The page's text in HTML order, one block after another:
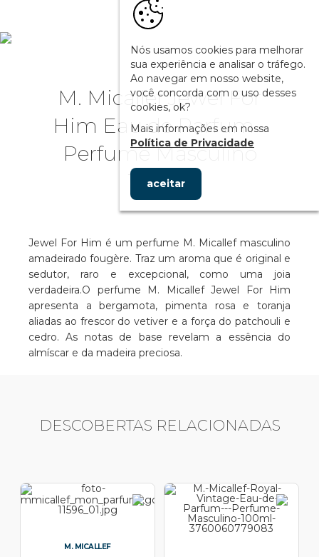
M. Micallef Jewel For
Him Eau de Parfum -
Perfume Masculino
100ml
Jewel For Him é um perfume M. Micallef masculino
amadeirado fougère. Traz um aroma que é original e
sedutor, raro e excepcional, como uma joia
verdadeira.O perfume M. Micallef Jewel For Him
apresenta a bergamota, pimenta rosa e toranja
aliadas ao frescor do vetiver e a força do patchouli e
cedro. As notas de base revelam a essência do
almíscar e da madeira preciosa.
DESCOBERTAS RELACIONADAS
M. MICALLEF
Nós usamos cookies para melhorar
sua experiência e analisar o tráfego.
Ao navegar em nosso website,
você concorda com o uso desses
cookies, ok?
Mais informações em nossa
Política de Privacidade
aceitar